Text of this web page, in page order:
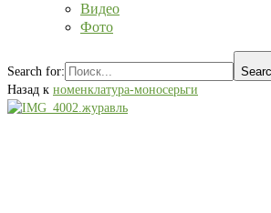
Видео
Фото
Search for:
Назад к номенклатура-моносерьги